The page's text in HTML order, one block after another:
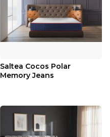
Saltea Cocos Polar
Memory Jeans